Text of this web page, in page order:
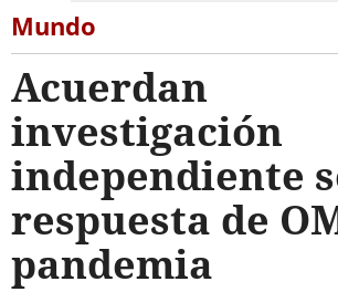
Mundo
Acuerdan
investigación
independiente
respuesta de
pandemia